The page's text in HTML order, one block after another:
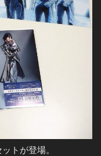
トが登場。